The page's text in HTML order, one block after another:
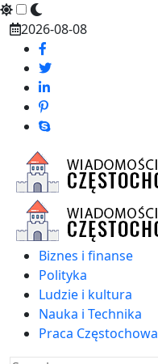
Skip
content
2026-08-08
Biznes i finanse
Polityka
Ludzie i kultura
Nauka i Technika
Praca Częstochowa